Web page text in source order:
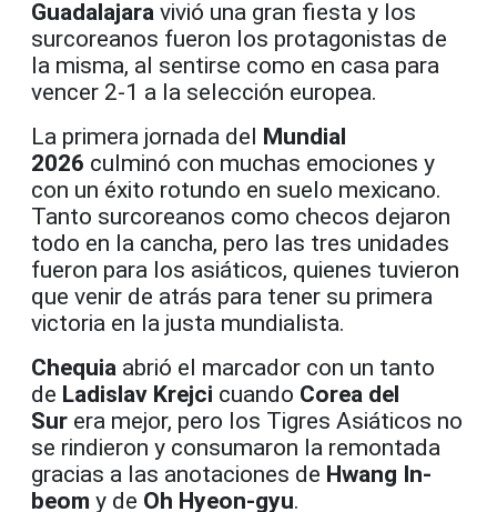
Guadalajara vivió una gran fiesta y los
surcoreanos fueron los protagonistas de
la misma, al sentirse como en casa para
vencer 2-1 a la selección europea.
La primera jornada del Mundial
2026 culminó con muchas emociones y
con un éxito rotundo en suelo mexicano.
Tanto surcoreanos como checos dejaron
todo en la cancha, pero las tres unidades
fueron para los asiáticos, quienes tuvieron
que venir de atrás para tener su primera
victoria en la justa mundialista.
Chequia abrió el marcador con un tanto
de Ladislav Krejci cuando Corea del
Sur era mejor, pero los Tigres Asiáticos no
se rindieron y consumaron la remontada
gracias a las anotaciones de Hwang In-
beom y de Oh Hyeon-gyu.